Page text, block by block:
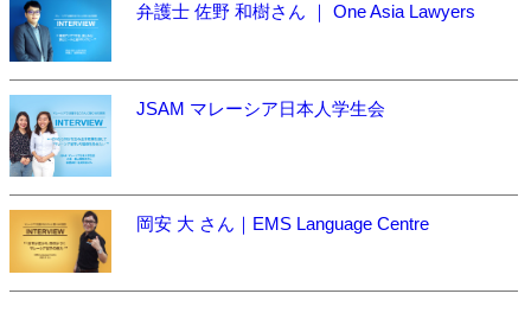
弁護士 佐野 和樹さん ｜ One Asia Lawyers
JSAM マレーシア日本人学生会
岡安 大 さん｜EMS Language Centre